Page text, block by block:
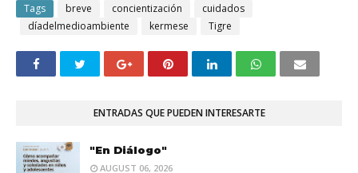
Tags breve concientización
cuidados
díadelmedioambiente
kermese Tigre
ENTRADAS QUE PUEDEN INTERESARTE
"En Diálogo"
AUGUST 06, 2026